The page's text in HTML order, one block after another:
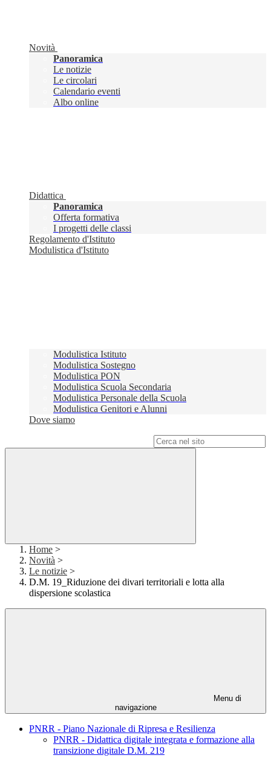
Novità
Panoramica
Le notizie
Le circolari
Calendario eventi
Albo online
Didattica
Panoramica
Offerta formativa
I progetti delle classi
Regolamento d'Istituto
Modulistica d'Istituto
Modulistica Istituto
Modulistica Sostegno
Modulistica PON
Modulistica Scuola Secondaria
Modulistica Personale della Scuola
Modulistica Genitori e Alunni
Dove siamo
Home >
Novità >
Le notizie >
D.M. 19_Riduzione dei divari territoriali e lotta alla
dispersione scolastica
Menu di
navigazione
PNRR - Piano Nazionale di Ripresa e Resilienza
PNRR - Didattica digitale integrata e formazione alla
transizione digitale D.M. 219